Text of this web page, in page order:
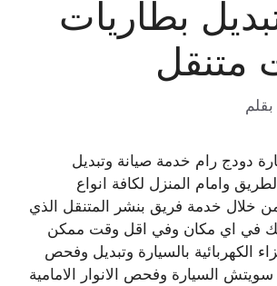
بطاريات
متنقل
بقلم
دودج رام خدمة صيانة وتبديل
وامام المنزل لكافة انواع
خلال خدمة فريق بنشر المتنقل الذي
في اي مكان وفي اقل وقت ممكن
الكهربائية بالسيارة وتبديل وفحص
سويتش السيارة وفحص الانوار الامامية